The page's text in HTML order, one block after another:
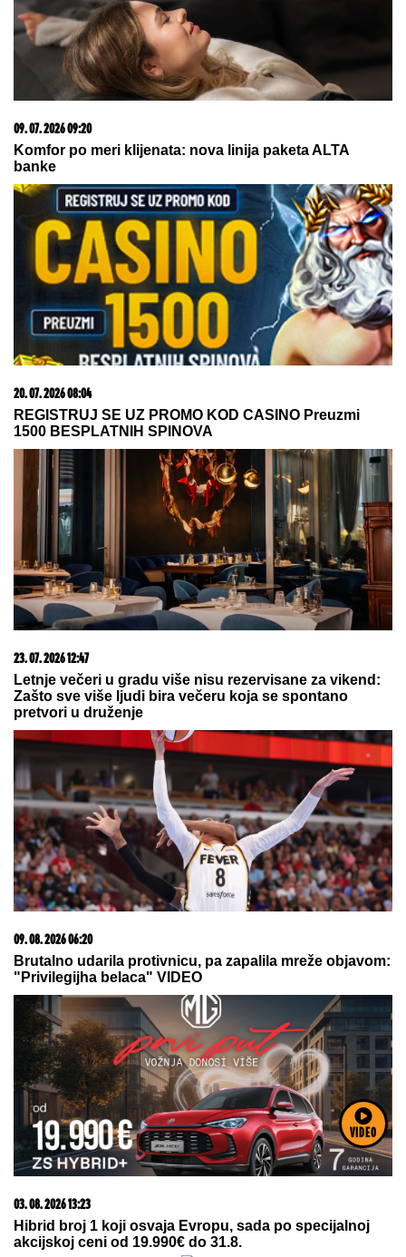
VIDEO
09. 08. 2026 06:24
Mame, danas ne čistimo kuću. Poštujemo Svetog
Panteliju
06. 08. 2026 09:39
Marija (3) se igrala u dvorištu i samo je nestala: Posle
42 godine otac je pronašao, zanemeo je kada je saznao
gde je bila
09. 08. 2026 06:15
Od De Pola za Mesija – dirljiv trenutak u Majamiju
VIDEO
08. 08. 2026 16:10
Dete sa autizmom polivali vodom i mazali mu lak na
usta: Potresno iskustvo žene iz vrtića za Mame
09. 08. 2026 06:26
Da li deca nasleđuju otpornost na stres? Evo šta kaže
nauka